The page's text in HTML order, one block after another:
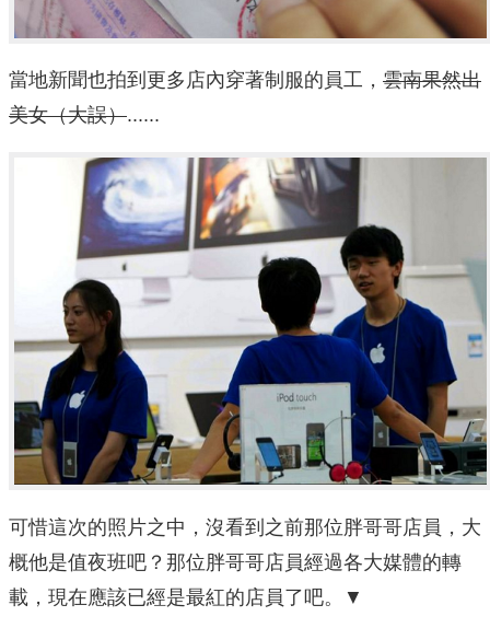
當地新聞也拍到更多店內穿著制服的員工， 雲南果然出
美女（大誤）......
可惜這次的照片之中，沒看到之前那位胖哥哥店員，大
概他是值夜班吧？那位胖哥哥店員經過各大媒體的轉
載，現在應該已經是最紅的店員了吧。▼